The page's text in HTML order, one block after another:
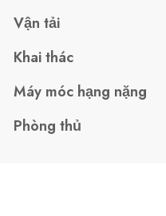
Vận tải
Khai thác
Máy móc hạng nặng
Phòng thủ